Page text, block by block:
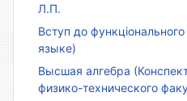
Л.П.
Вступ до
языке)
Высшая алгебра
физико-технического